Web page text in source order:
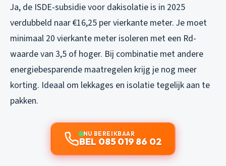
Ja, de ISDE-subsidie voor dakisolatie is in 2025
verdubbeld naar €16,25 per vierkante meter. Je moet
minimaal 20 vierkante meter isoleren met een Rd-
waarde van 3,5 of hoger. Bij combinatie met andere
energiebesparende maatregelen krijg je nog meer
korting. Ideaal om lekkages en isolatie tegelijk aan te
pakken.
NU BEREIKBAAR
BEL 085 019 86 02